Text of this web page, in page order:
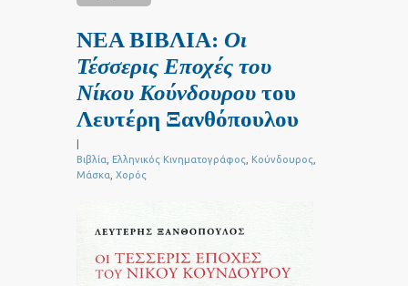
ΝΕΑ ΒΙΒΛΙΑ: Οι
Τέσσερις Εποχές του
Νίκου Κούνδουρου του
Λευτέρη Ξανθόπουλου
Βιβλία
Ελληνικός Κινηματογράφος Κούνδουρος
Μάσκα Χορός